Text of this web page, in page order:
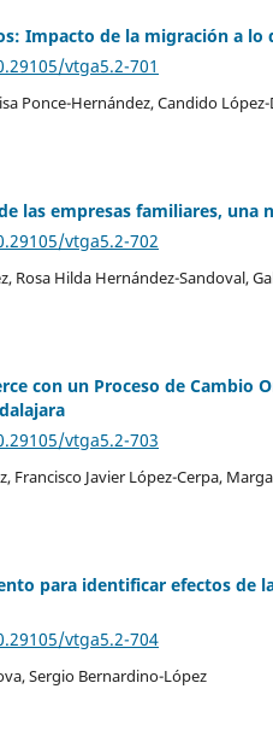
Impacto de la migración a lo
vtga5.2-701
Ponce-Hernández, Candido
las empresas familiares, una
vtga5.2-702
Rosa Hilda Hernández-Sandoval,
con un Proceso de Cambio
vtga5.2-703
Francisco Javier López-Cerpa,
para identificar efectos de
vtga5.2-704
Sergio Bernardino-López